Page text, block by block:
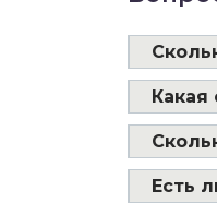
Какая
Есть